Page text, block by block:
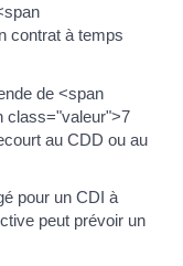
contrat à temps
de <span
class="valeur">7
au CDD ou au
pour un CDI à
peut prévoir un